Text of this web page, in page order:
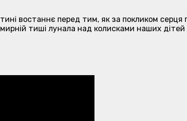
востаннє перед тим, як за покликом
тиші лунала над колисками наших